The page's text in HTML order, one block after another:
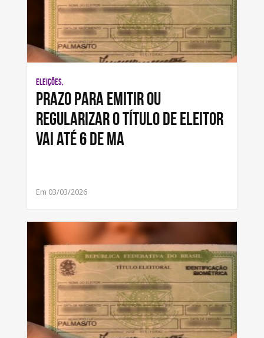
ELEIÇÕES,
Prazo para emitir ou
regularizar o título de eleitor
vai até 6 de ma
Em 03/03/2026